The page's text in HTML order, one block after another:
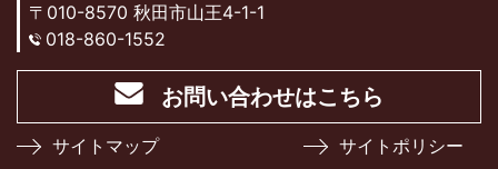
〒010-8570 秋田市山王4-1-1
018-860-1552
お問い合わせはこちら
サイトマップ サイトポリシー